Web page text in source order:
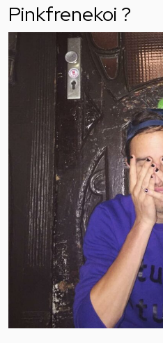
Pinkfrenekoi ?